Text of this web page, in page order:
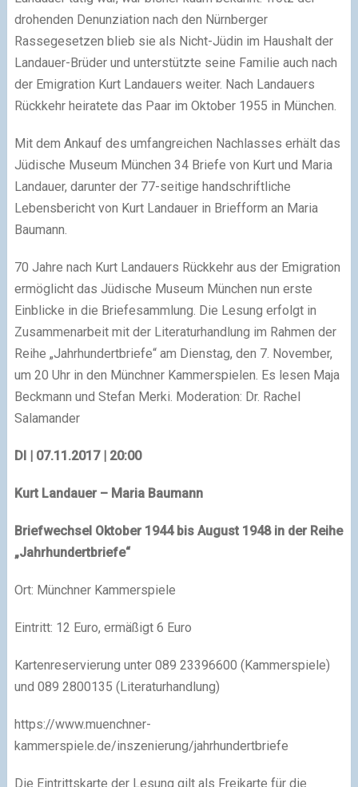
drohenden Denunziation nach den Nürnberger
Rassegesetzen blieb sie als Nicht-Jüdin im Haushalt der
Landauer-Brüder und unterstützte seine Familie auch nach
der Emigration Kurt Landauers weiter. Nach Landauers
Rückkehr heiratete das Paar im Oktober 1955 in München.
Mit dem Ankauf des umfangreichen Nachlasses erhält das
Jüdische Museum München 34 Briefe von Kurt und Maria
Landauer, darunter der 77-seitige handschriftliche
Lebensbericht von Kurt Landauer in Briefform an Maria
Baumann.
70 Jahre nach Kurt Landauers Rückkehr aus der Emigration
ermöglicht das Jüdische Museum München nun erste
Einblicke in die Briefesammlung. Die Lesung erfolgt in
Zusammenarbeit mit der Literaturhandlung im Rahmen der
Reihe „Jahrhundertbriefe“ am Dienstag, den 7. November,
um 20 Uhr in den Münchner Kammerspielen. Es lesen Maja
Beckmann und Stefan Merki. Moderation: Dr. Rachel
Salamander
DI | 07.11.2017 | 20:00
Kurt Landauer – Maria Baumann
Briefwechsel Oktober 1944 bis August 1948 in der Reihe
„Jahrhundertbriefe“
Ort: Münchner Kammerspiele
Eintritt: 12 Euro, ermäßigt 6 Euro
Kartenreservierung unter 089 23396600 (Kammerspiele)
und 089 2800135 (Literaturhandlung)
https://www.muenchner-
kammerspiele.de/inszenierung/jahrhundertbriefe
Die Eintrittskarte der Lesung gilt als Freikarte für die